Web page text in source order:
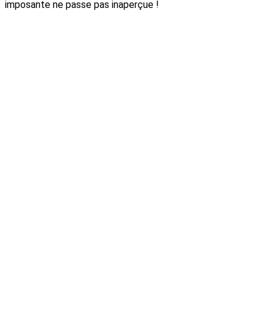
imposante ne passe pas inaperçue !